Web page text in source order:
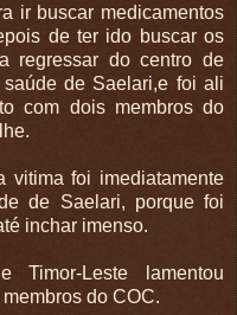
ir buscar medicamentos
de ter ido buscar os
regressar do centro de
de Saelari,e foi ali
com dois membros do
vitima foi imediatamente
de Saelari, porque foi
inchar imenso.
Timor-Leste lamentou
do COC.